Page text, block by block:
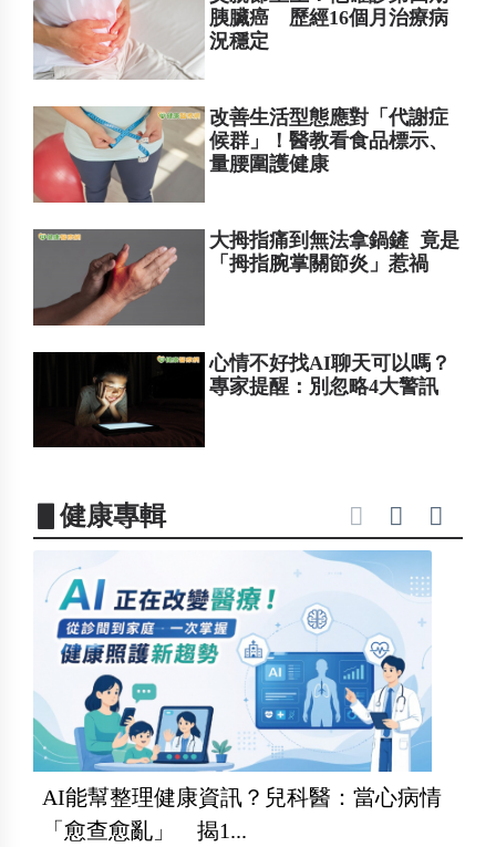
胰臟癌 歷經16個月治療病
況穩定
改善生活型態應對「代謝症
候群」！醫教看食品標示、
量腰圍護健康
大拇指痛到無法拿鍋鏟 竟是
「拇指腕掌關節炎」惹禍
心情不好找AI聊天可以嗎？
專家提醒：別忽略4大警訊
▋健康專輯
AI能幫整理健康資訊？兒科醫：當心病情
「愈查愈亂」 揭1...